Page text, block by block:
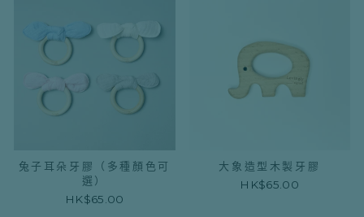
兔子耳朵牙膠（多種顏色可
選）
HK$65.00
大象造型木製牙膠
HK$65.00